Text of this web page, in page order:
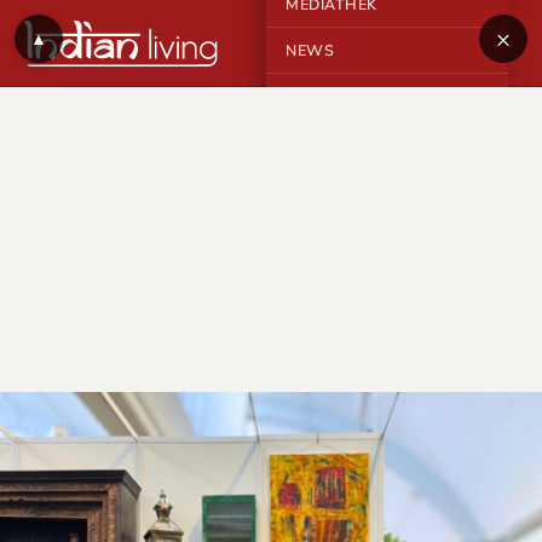
MEDIATHEK
NEWS ×
▲